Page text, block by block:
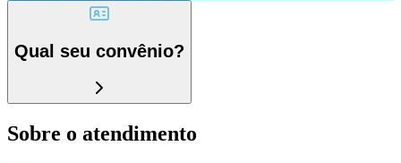
Qual seu convênio?
Sobre o atendimento